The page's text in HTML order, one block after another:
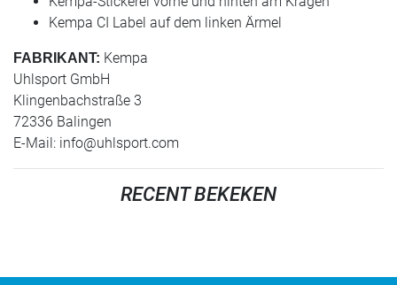
Kempa CI Label auf dem linken Ärmel
FABRIKANT: Kempa
Uhlsport GmbH
Klingenbachstraße 3
72336 Balingen
E-Mail: info@uhlsport.com
RECENT BEKEKEN